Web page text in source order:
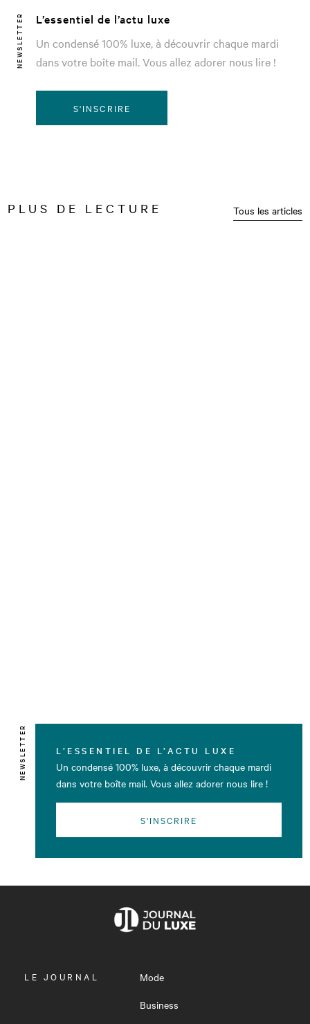
NEWSLETTER
L’essentiel de l’actu luxe
Un condensé 100% luxe, à découvrir chaque mardi
dans votre boîte mail. Vous allez adorer nous lire !
S'INSCRIRE
PLUS DE LECTURE Tous les articles
NEWSLETTER L’ESSENTIEL DE L’ACTU LUXE
Un condensé 100% luxe, à découvrir chaque mardi
dans votre boîte mail. Vous allez adorer nous lire !
S'INSCRIRE
OUVRIR
LE JOURNAL
Mode
Business